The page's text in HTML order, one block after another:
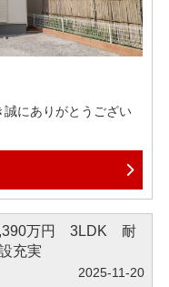
ざいましたら、ぜひ
にありがとうござい
宮1丁目 新築戸建】で
まで徒歩7分☆スーパ
ー付き☆
万円 3LDK 耐
充実
2025-11-20